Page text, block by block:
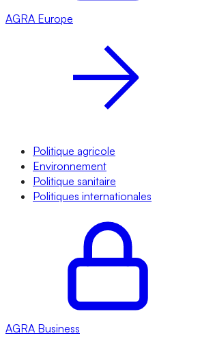
AGRA Europe
Politique agricole
Environnement
Politique sanitaire
Politiques internationales
AGRA Business